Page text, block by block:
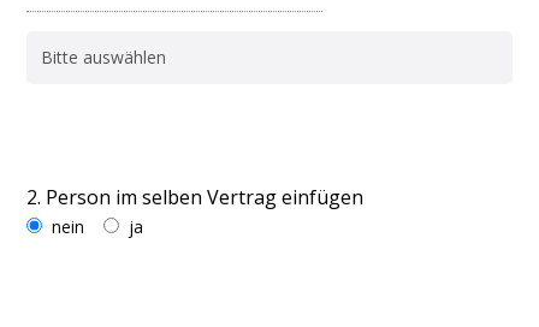
2. Person im selben Vertrag einfügen
nein ja